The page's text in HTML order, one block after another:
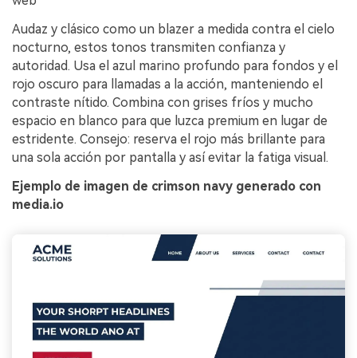
Audaz y clásico como un blazer a medida contra el cielo
nocturno, estos tonos transmiten confianza y
autoridad. Usa el azul marino profundo para fondos y el
rojo oscuro para llamadas a la acción, manteniendo el
contraste nítido. Combina con grises fríos y mucho
espacio en blanco para que luzca premium en lugar de
estridente. Consejo: reserva el rojo más brillante para
una sola acción por pantalla y así evitar la fatiga visual.
Ejemplo de imagen de crimson navy generado con
media.io